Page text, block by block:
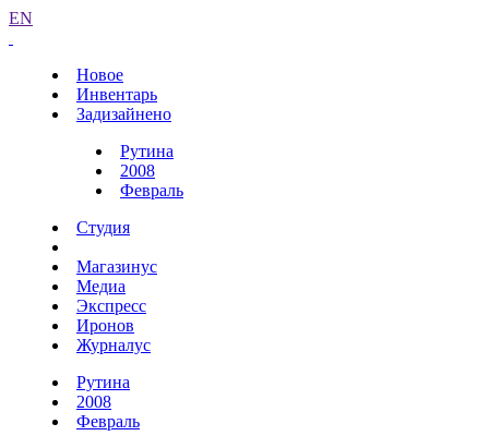
EN
Новое
Инвентарь
Задизайнено
Рутина
2008
Февраль
Студия
Магазинус
Медиа
Экспресс
Иронов
Журналус
Рутина
2008
Февраль